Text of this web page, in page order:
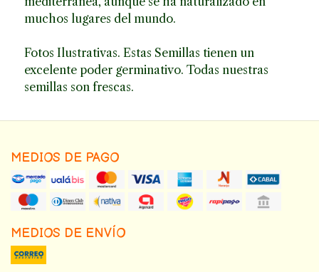
muchos lugares del mundo.
Fotos Ilustrativas. Estas Semillas tienen un
excelente poder germinativo. Todas nuestras
semillas son frescas.
MEDIOS DE PAGO
MEDIOS DE ENVÍO